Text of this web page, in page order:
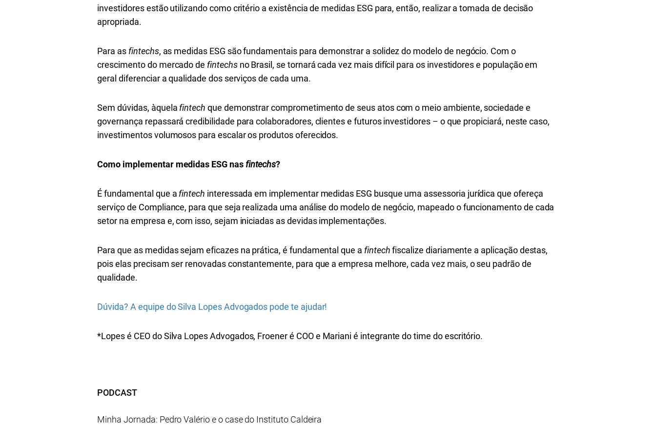
investidores estão utilizando como critério a existência de medidas ESG para, então, realizar a tomada de decisão
apropriada.
Para as fintechs, as medidas ESG são fundamentais para demonstrar a solidez do modelo de negócio. Com o
crescimento do mercado de fintechsno Brasil, se tornará cada vez mais difícil para os investidores e população em
geral diferenciar a qualidade dos serviços de cada uma.
Sem dúvidas, àquela fintech que demonstrar comprometimento de seus atos com o meio ambiente, sociedade e
governança repassará credibilidade para colaboradores, clientes e futuros investidores – o que propiciará, neste caso,
investimentos volumosos para escalar os produtos oferecidos.
Como implementar medidas ESG nasfintechs?
É fundamental que a fintech interessada em implementar medidas ESG busque uma assessoria jurídica que ofereça
serviço de Compliance, para que seja realizada uma análise do modelo de negócio, mapeado o funcionamento de cada
setor na empresa e, com isso, sejam iniciadas as devidas implementações.
Para que as medidas sejam eficazes na prática, é fundamental que a fintechfiscalize diariamente a aplicação destas,
pois elas precisam ser renovadas constantemente, para que a empresa melhore, cada vez mais, o seu padrão de
qualidade.
Dúvida? A equipe do Silva Lopes Advogados pode te ajudar!
*Lopes é CEO do Silva Lopes Advogados, Froener é COO e Mariani é integrante do time do escritório.
PODCAST
Minha Jornada: Pedro Valério e o case do Instituto Caldeira